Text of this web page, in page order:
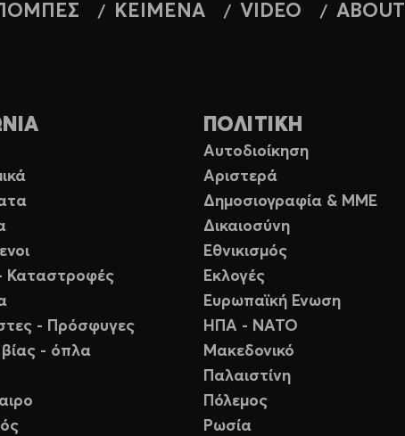
ΚΕΙΜΕΝΑ VIDEO ABOUT
- Καταστροφές
- Πρόσφυγες
- όπλα
ΠΟΛΙΤΙΚΗ
Αυτοδιοίκηση
Αριστερά
Δημοσιογραφία & ΜΜΕ
Δικαιοσύνη
Εθνικισμός
Εκλογές
Ευρωπαϊκή Ενωση
ΗΠΑ - ΝΑΤΟ
Μακεδονικό
Παλαιστίνη
Πόλεμος
Ρωσία